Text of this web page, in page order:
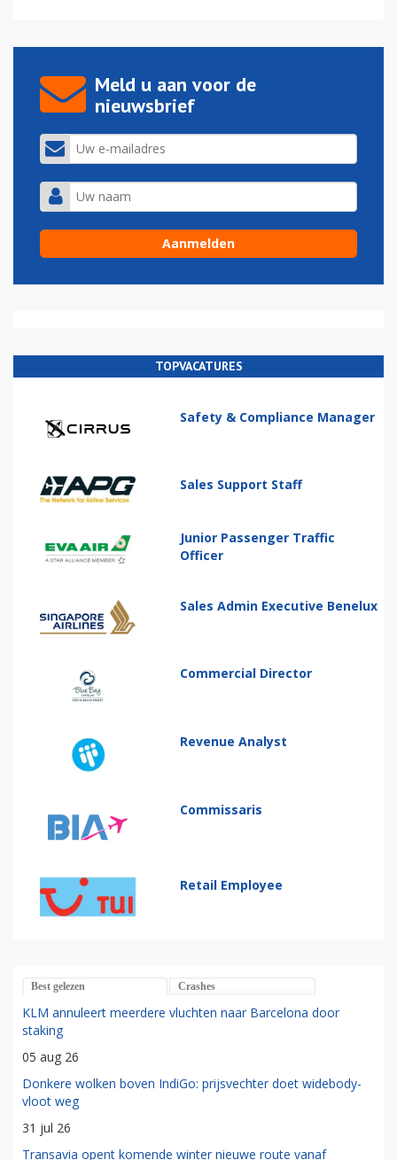
Meld u aan voor de
nieuwsbrief
TOPVACATURES
Safety & Compliance Manager
Sales Support Staff
Junior Passenger Traffic
Officer
Sales Admin Executive Benelux
Commercial Director
Revenue Analyst
Commissaris
Retail Employee
Best gelezen Crashes
KLM annuleert meerdere vluchten naar Barcelona door
staking
05 aug 26
Donkere wolken boven IndiGo: prijsvechter doet widebody-
vloot weg
31 jul 26
Transavia opent komende winter nieuwe route vanaf